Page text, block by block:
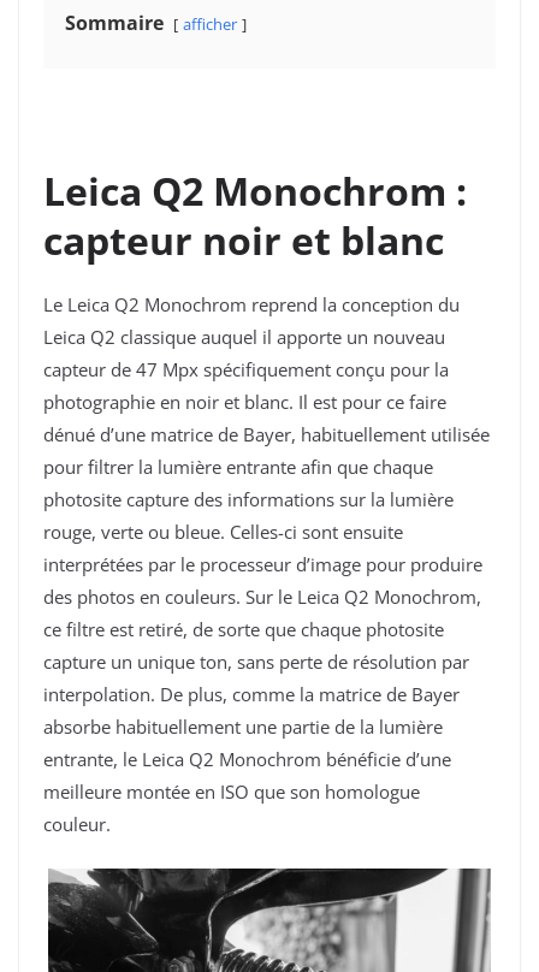
Sommaire afficher
Leica Q2 Monochrom :
capteur noir et blanc
Le Leica Q2 Monochrom reprend la conception du
Leica Q2 classique auquel il apporte un nouveau
capteur de 47 Mpx spécifiquement conçu pour la
photographie en noir et blanc. Il est pour ce faire
dénué d’une matrice de Bayer, habituellement utilisée
pour filtrer la lumière entrante afin que chaque
photosite capture des informations sur la lumière
rouge, verte ou bleue. Celles-ci sont ensuite
interprétées par le processeur d’image pour produire
des photos en couleurs. Sur le Leica Q2 Monochrom,
ce filtre est retiré, de sorte que chaque photosite
capture un unique ton, sans perte de résolution par
interpolation. De plus, comme la matrice de Bayer
absorbe habituellement une partie de la lumière
entrante, le Leica Q2 Monochrom bénéficie d’une
meilleure montée en ISO que son homologue
couleur.